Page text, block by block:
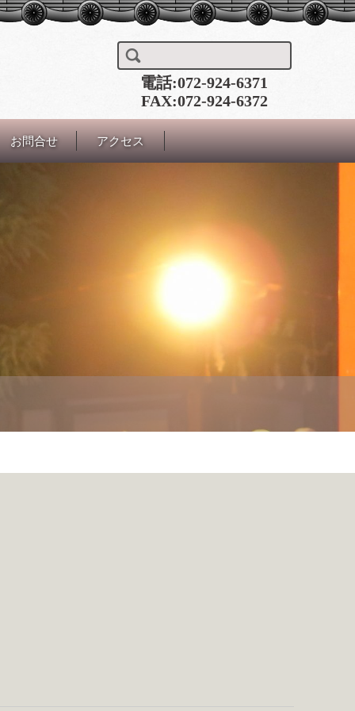
検索:
電話:072-924-6371
FAX:072-924-6372
お問合せ アクセス